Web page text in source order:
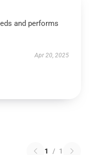
and performs
Apr 20, 2025
1 / 1